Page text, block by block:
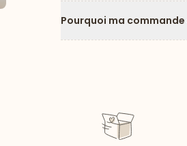
Pourquoi ma